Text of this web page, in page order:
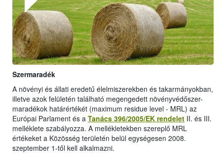
Szermaradék
A növényi és állati eredetű élelmiszerekben és takarmányokban,
illetve azok felületén található megengedett növényvédőszer-
maradékok határértékét (maximum residue level - MRL) az
Európai Parlament és a Tanács 396/2005/EK rendelet II. és III.
melléklete szabályozza. A mellékletekben szereplő MRL
értékeket a Közösség területén belül egységesen 2008.
szeptember 1-től kell alkalmazni.